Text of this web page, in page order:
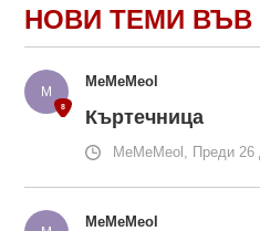
НОВИ ТЕМИ
MeMeMeol
Къртечница
MeMeMeol, Преди 26
MeMeMeol